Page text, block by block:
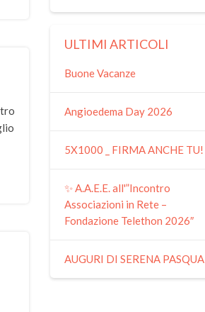
ULTIMI ARTICOLI
Buone Vacanze
Angioedema Day 2026
5X1000 _ FIRMA ANCHE TU!
✨ A.A.E.E. all'”Incontro
Associazioni in Rete –
Fondazione Telethon 2026″
AUGURI DI SERENA PASQUA